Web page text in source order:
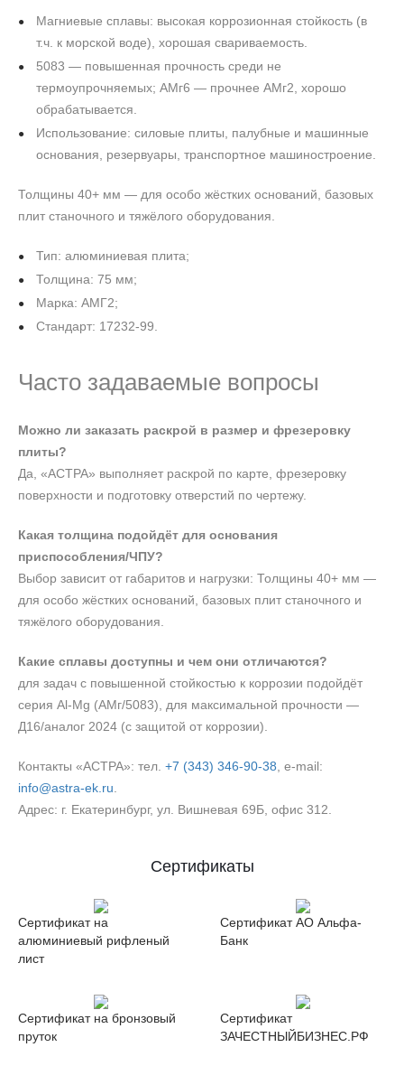
Магниевые сплавы: высокая коррозионная стойкость (в
т.ч. к морской воде), хорошая свариваемость.
5083 — повышенная прочность среди не
термоупрочняемых; АМг6 — прочнее АМг2, хорошо
обрабатывается.
Использование: силовые плиты, палубные и машинные
основания, резервуары, транспортное машиностроение.
Толщины 40+ мм — для особо жёстких оснований, базовых
плит станочного и тяжёлого оборудования.
Тип: алюминиевая плита;
Толщина: 75 мм;
Марка: АМГ2;
Стандарт: 17232-99.
Часто задаваемые вопросы
Можно ли заказать раскрой в размер и фрезеровку
плиты?
Да, «АСТРА» выполняет раскрой по карте, фрезеровку
поверхности и подготовку отверстий по чертежу.
Какая толщина подойдёт для основания
приспособления/ЧПУ?
Выбор зависит от габаритов и нагрузки: Толщины 40+ мм —
для особо жёстких оснований, базовых плит станочного и
тяжёлого оборудования.
Какие сплавы доступны и чем они отличаются?
для задач с повышенной стойкостью к коррозии подойдёт
серия Al‑Mg (АМг/5083), для максимальной прочности —
Д16/аналог 2024 (с защитой от коррозии).
Контакты «АСТРА»: тел. +7 (343) 346‑90‑38 , e‑mail:
info@astra-ek.ru
Адрес: г. Екатеринбург, ул. Вишневая 69Б, офис 312.
Сертификаты
Сертификат на
алюминиевый рифленый
лист
Сертификат АО Альфа-
Банк
Сертификат на бронзовый
пруток
Сертификат
ЗАЧЕСТНЫЙБИЗНЕС.РФ